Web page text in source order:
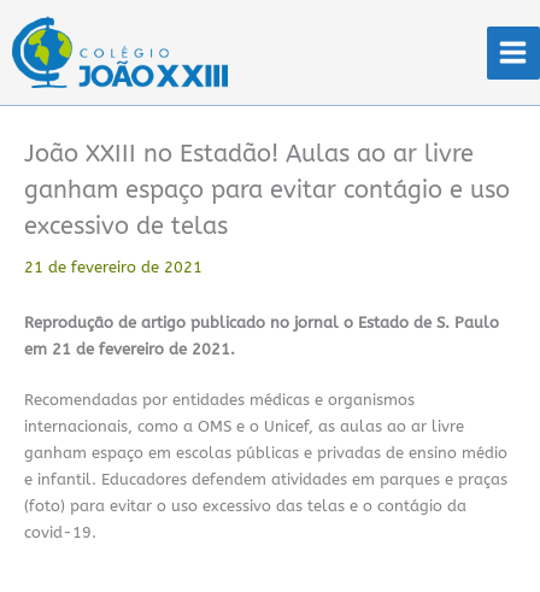
para
conteúdo
João XXIII no Estadão! Aulas ao ar livre
ganham espaço para evitar contágio e uso
excessivo de telas
21 de fevereiro de 2021
Reprodução de artigo publicado no jornal o Estado de S. Paulo
em 21 de fevereiro de 2021.
Recomendadas por entidades médicas e organismos
internacionais, como a OMS e o Unicef, as aulas ao ar livre
ganham espaço em escolas públicas e privadas de ensino médio
e infantil. Educadores defendem atividades em parques e praças
(foto) para evitar o uso excessivo das telas e o contágio da
covid-19.